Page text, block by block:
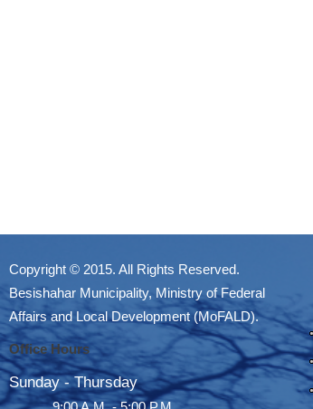
Copyright © 2015. All Rights Reserved.
Besishahar Municipality, Ministry of Federal
Affairs and Local Development (MoFALD).
Office Hours
Sunday - Thursday